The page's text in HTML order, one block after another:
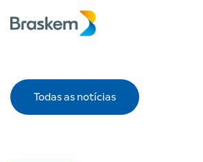
Todas as notícias